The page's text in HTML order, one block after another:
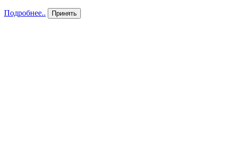
Подробнее.. Принять